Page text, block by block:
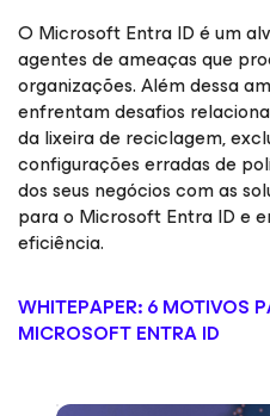
O Microsoft Entra ID é um
agentes de ameaças que
organizações. Além dessa
enfrentam desafios
da lixeira de reciclagem,
configurações erradas de
dos seus negócios com as
para o Microsoft Entra ID e
eficiência.
WHITEPAPER: 6 MOTIVOS
MICROSOFT ENTRA ID